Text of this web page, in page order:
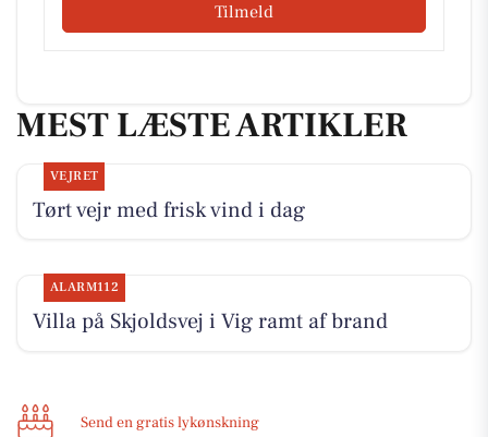
Tilmeld
MEST LÆSTE ARTIKLER
VEJRET
Tørt vejr med frisk vind i dag
ALARM112
Villa på Skjoldsvej i Vig ramt af brand
Send en gratis lykønskning